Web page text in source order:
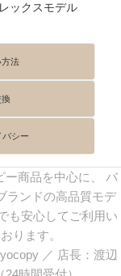
ックスモデル
方法
換
バシー
ー商品を中心に、 バ
ランドの高品質モデ
も安心してご利用い
ります。
／ 店長：渡辺